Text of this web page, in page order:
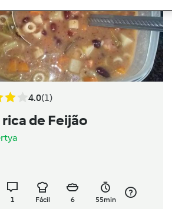
4.0(1)
Sopa rica de Feijão
1 Fácil 6 55min